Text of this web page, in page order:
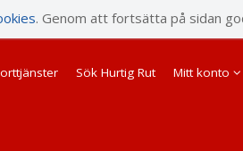
. Genom att fortsätta på sidan
Sök Hurtig Rut Mitt konto